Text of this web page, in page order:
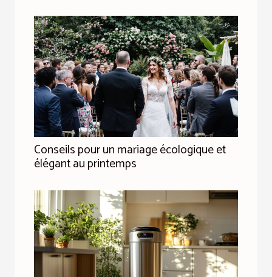
Conseils pour un mariage écologique et
élégant au printemps